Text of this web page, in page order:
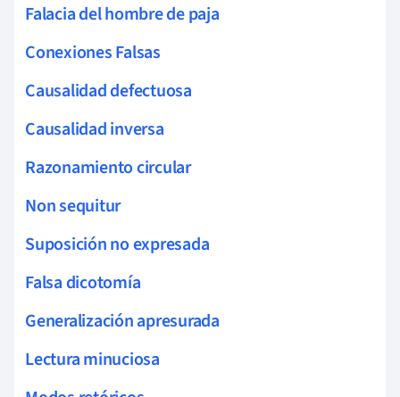
Falacia del hombre de paja
Conexiones Falsas
Causalidad defectuosa
Causalidad inversa
Razonamiento circular
Non sequitur
Suposición no expresada
Falsa dicotomía
Generalización apresurada
Lectura minuciosa